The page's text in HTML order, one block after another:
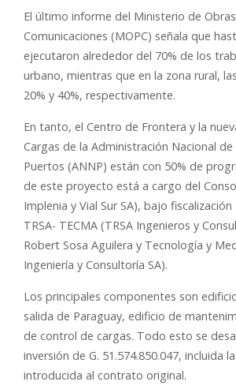
El último informe del Ministerio de
Comunicaciones (MOPC) señala que
ejecutaron alrededor del 70% de los
urbano, mientras que en la zona rural,
20% y 40%, respectivamente.
En tanto, el Centro de Frontera y la
Cargas de la Administración Nacional
Puertos (ANNP) están con 50% de
de este proyecto está a cargo del
Implenia y Vial Sur SA), bajo
TRSA- TECMA (TRSA Ingenieros y
Robert Sosa Aguilera y Tecnología y
Ingeniería y Consultoría SA).
Los principales componentes son
salida de Paraguay, edificio de
de control de cargas. Todo esto se
inversión de G. 51.574.850.047, incluida
introducida al contrato original.